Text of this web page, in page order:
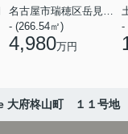
名古屋市瑞穂区岳見町４丁目
- (266.54㎡)
4,980万円
-
大府柊山町 １１号地